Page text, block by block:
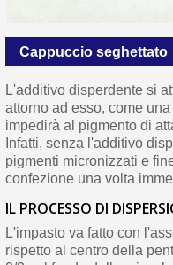
Cappuccio seghettato
L'additivo disperdente si
attorno ad esso, come
impedirà al pigmento di
Infatti, senza l'additivo
pigmenti micronizzati e
confezione una volta
IL PROCESSO DI
L'impasto va fatto con
rispetto al centro della